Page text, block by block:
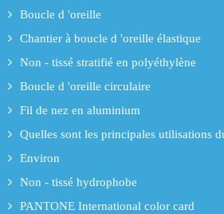
Boucle d 'oreille
Chantier à boucle d 'oreille élastique
Non - tissé stratifié en polyéthylène
Boucle d 'oreille circulaire
Fil de nez en aluminium
Quelles sont les principales utilisations
Environ
Non - tissé hydrophobe
PANTONE International color card